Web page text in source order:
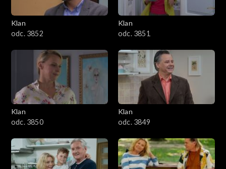
Klan
odc. 3852
Klan
odc. 3851
Klan
odc. 3850
Klan
odc. 3849